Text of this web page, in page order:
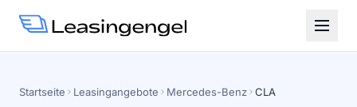
Startseite Leasingangebote Mercedes-Benz CLA